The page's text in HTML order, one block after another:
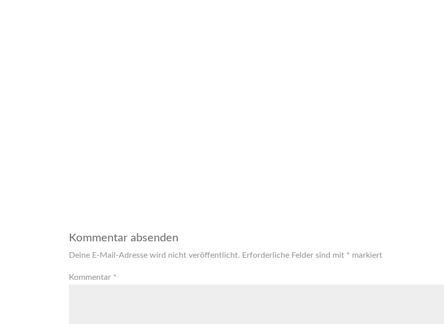
Kommentar absenden
Deine E-Mail-Adresse wird nicht veröffentlicht. Erforderliche Felder sind mit * markiert
Kommentar *